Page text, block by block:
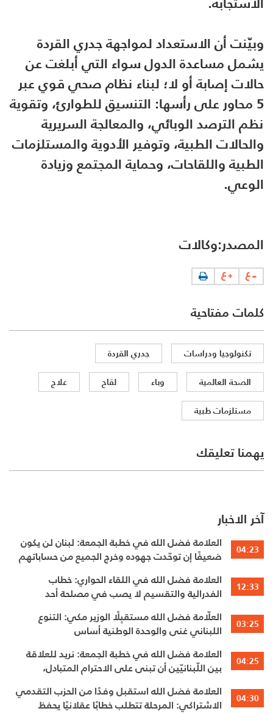
وبيّنت أن الاستعداد لمواجهة جدري القردة
يشمل مساعدة الدول سواء التي أبلغت عن
حالات إصابة أو لا؛ لبناء نظام صحي قوي عبر
5 محاور على رأسها: التنسيق للطوارئ، وتقوية
نظم الترصد الوبائي، والمعالجة السريرية
والحالات الطبية، وتوفير الأدوية والمستلزمات
الطبية واللقاحات، وحماية المجتمع وزيادة
الوعي.
المصدر:وكالات
كلمات مفتاحية
تكنولوجيا ودراسات
جدري القردة
الصحة العالمية
وباء لقاح
علاج
مستلزمات طبية
يهمنا تعليقك
آخر الاخبار
04:23
العلامة فضل الله في خطبة الجمعة: لبنان لن يكون
ضعيفًا إن توحّدت جهوده وخرج الجميع من حساباتهم
12:33
العلامة فضل الله في اللقاء الحواري: خطاب
الفدرالية والتقسيم لا يصب في مصلحة أحد
03:25
العلّامة فضل الله مستقبِلًا الوزير مكي: التنوع
اللبناني غنى والوحدة الوطنية أساس
04:25
العلامة فضل الله في خطبة الجمعة: نريد للعلاقة
بين اللّبنانيّين أن تبنى على الاحترام المتبادل،
04:30
العلامة فضل الله استقبل وفدًا من الحزب التقدمي
الاشتراكي: المرحلة تتطلب خطابًا عقلانيًا يحفظ